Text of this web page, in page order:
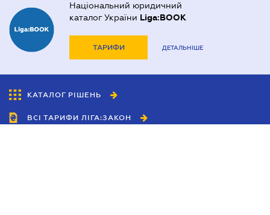
Національний юридичний
каталог України Liga:BOOK
ТАРИФИ ДЕТАЛЬНІШЕ
КАТАЛОГ РІШЕНЬ
ВСІ ТАРИФИ ЛІГА:ЗАКОН